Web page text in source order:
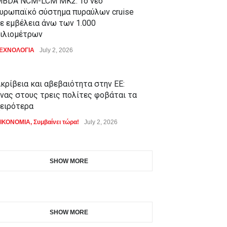
σύστημα πυραύλων cruise
εμβέλεια άνω των 1.000
July 2, 2026
και αβεβαιότητα στην ΕΕ:
στους τρεις πολίτες φοβάται τα
, Συμβαίνει τώρα! July 2, 2026
SHOW MORE
SHOW MORE